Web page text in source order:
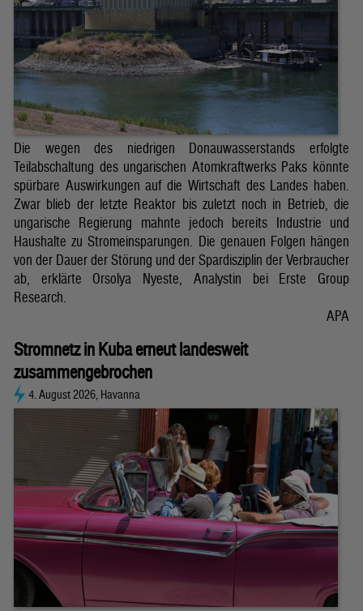
Die wegen des niedrigen Donauwasserstands erfolgte
Teilabschaltung des ungarischen Atomkraftwerks Paks könnte
spürbare Auswirkungen auf die Wirtschaft des Landes haben.
Zwar blieb der letzte Reaktor bis zuletzt noch in Betrieb, die
ungarische Regierung mahnte jedoch bereits Industrie und
Haushalte zu Stromeinsparungen. Die genauen Folgen hängen
von der Dauer der Störung und der Spardisziplin der Verbraucher
ab, erklärte Orsolya Nyeste, Analystin bei Erste Group
Research.
APA
Stromnetz in Kuba erneut landesweit
zusammengebrochen
4. August 2026, Havanna